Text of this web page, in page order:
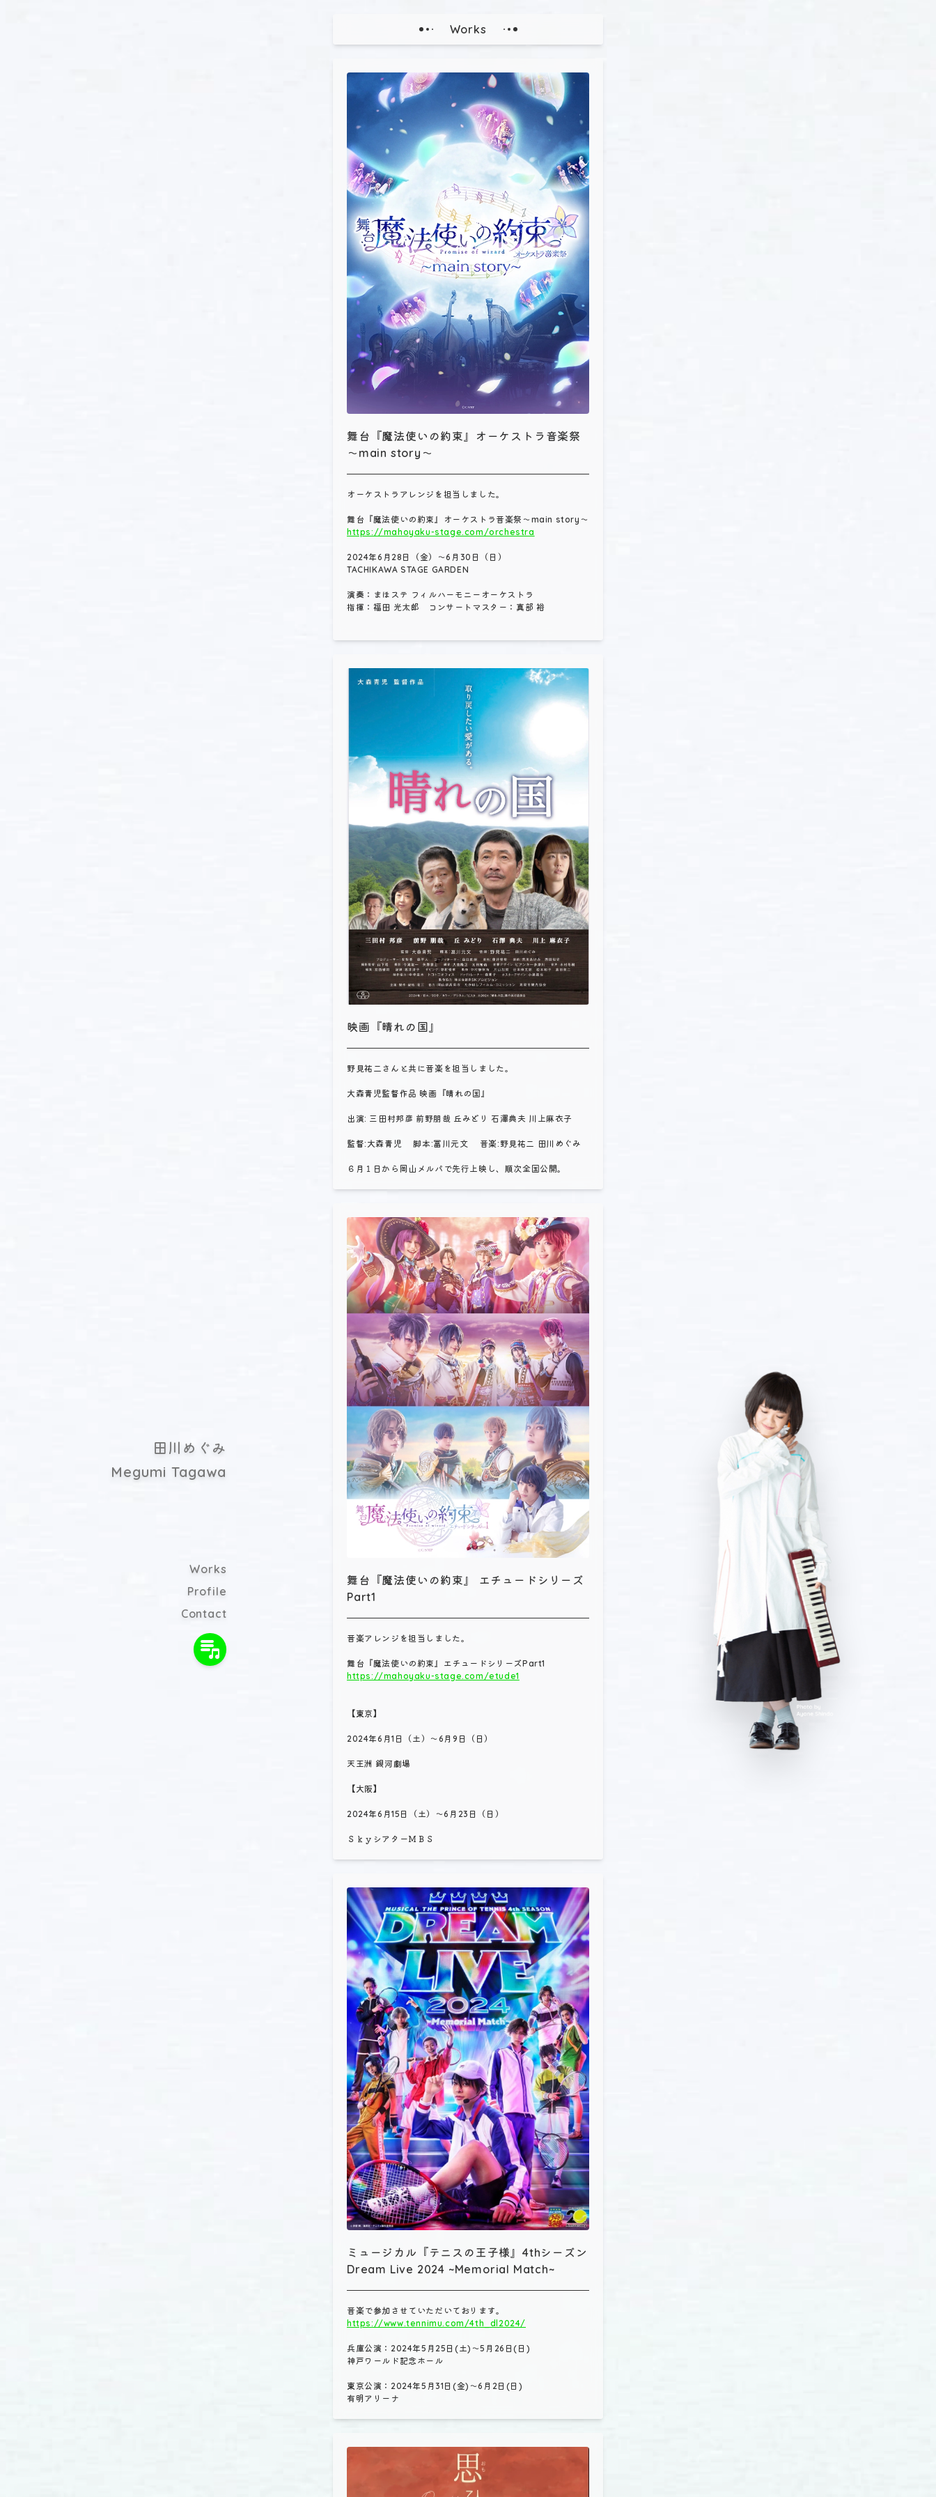
田川めぐみ
Megumi Tagawa
Works
舞台『魔法使いの約束』オーケストラ音楽祭
～main story～
オーケストラアレンジを担当しました。
https://mahoyaku-stage.com/orchestra
2024年6月28日（金）～6月30日（日）
TACHIKAWA STAGE GARDEN
演奏：まほステ フィルハーモニーオーケストラ
指揮：福田 光太郎 コンサートマスター：真部 裕
映画『晴れの国』
野見祐二さんと共に音楽を担当しました。
大森青児監督作品 映画『晴れの国』
出演: 三田村邦彦 前野朋哉 丘みどり 石澤典夫 川上麻衣子
監督:大森青児 脚本:冨川元文 音楽:野見祐二 田川めぐみ
６月１日から岡山メルパで先行上映し、順次全国公開。
舞台『魔法使いの約束』 エチュードシリーズ
Part1
音楽アレンジを担当しました。
https://mahoyaku-stage.com/etude1
【東京】
2024年6月1日（土）～6月9日（日）
天王洲 銀河劇場
【大阪】
2024年6月15日（土）～6月23日（日）
ＳｋｙシアターＭＢＳ
ミュージカル『テニスの王子様』4thシーズン
Dream Live 2024 ~Memorial Match~
https://www.tennimu.com/4th_dl2024/
兵庫公演：2024年5月25日(土)～5月26日(日)
神戸ワールド記念ホール
東京公演：2024年5月31日(金)～6月2日(日)
有明アリーナ
Works
Profile
Contact